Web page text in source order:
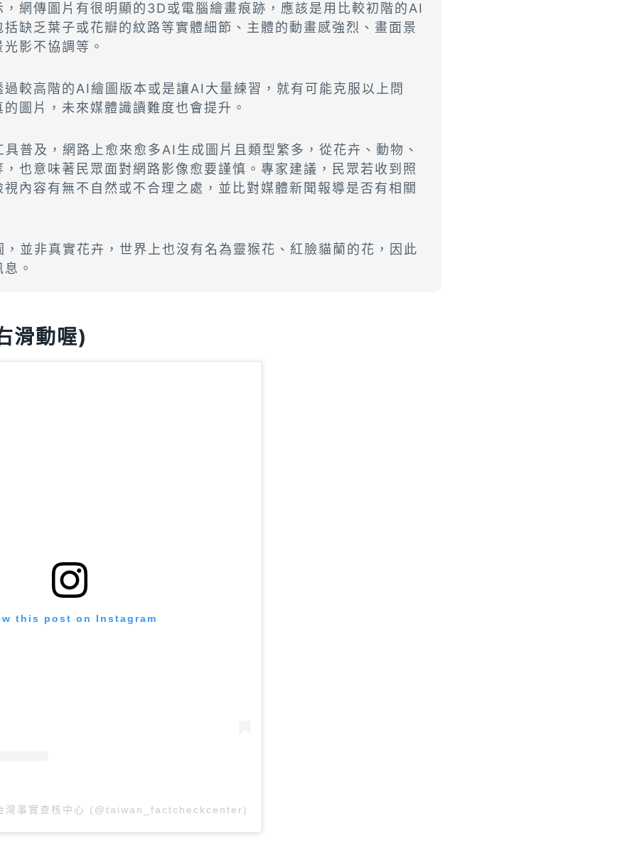
，網傳圖片有很明顯的3D或電腦繪畫痕跡，應該是用比較初階的AI
缺乏葉子或花瓣的紋路等實體細節、主體的動畫感強烈、畫面景
影不協調等。
較高階的AI繪圖版本或是讓AI大量練習，就有可能克服以上問
圖片，未來媒體識讀難度也會提升。
普及，網路上愈來愈多AI生成圖片且類型繁多，從花卉、動物、
也意味著民眾面對網路影像愈要謹慎。專家建議，民眾若收到照
內容有無不自然或不合理之處，並比對媒體新聞報導是否有相關
並非真實花卉，世界上也沒有名為靈猴花、紅臉貓蘭的花，因此
。
滑動喔)
this post on Instagram
事實查核中心 (@taiwan_factcheckcenter)